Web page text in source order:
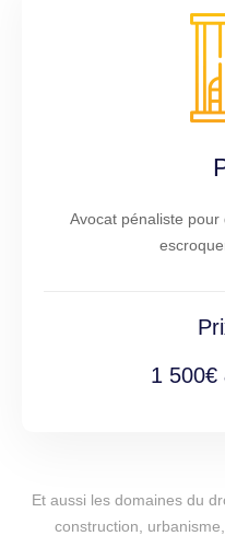
Avocat pénaliste pour
1 500€
Et aussi les domaines du
construction,